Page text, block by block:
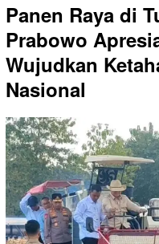
Panen Raya di
Prabowo
Wujudkan
Nasional